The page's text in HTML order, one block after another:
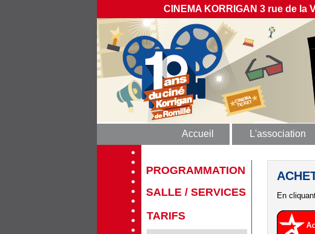
CINEMA KORRIGAN 3 rue de la
Accueil L'association
PROGRAMMATION
SALLE / SERVICES
TARIFS
En